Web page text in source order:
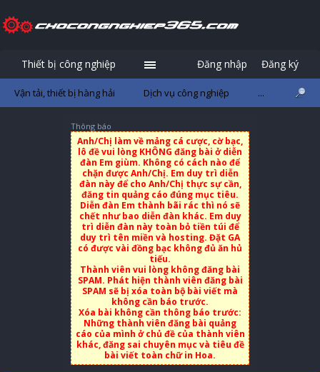
Thông báo
Anh/Chị làm về mảng cá cược, cờ bạc,
lô đề vui lòng KHÔNG đăng bài ở diễn
đàn Em giùm. Không có cách nào để
chặn được Anh/Chị. Em duy trì diễn
đàn này để cho Anh/Chị thực sự cần,
đăng tin quảng cáo đúng mục tiêu.
Diễn đàn Em thành bãi rác thì nó sẽ
chết như bao diễn đàn khác. Em duy
trì diễn đàn này toàn bỏ tiền túi để
duy trì tên miền và hosting. Đặt GA
có được vài đồng bạc không đủ ăn hủ
tiếu.
Thành viên vui lòng không đăng bài
SPAM. Phát hiện thành viên đăng bài
SPAM sẽ bị xóa toàn bộ bài viết mà
không cần báo trước.
Xóa bài không cần thông báo trước:
Những thành viên đăng bài quảng
cáo của mình ở chủ đề của thành viên
khác, đăng sai chuyên mục và tiêu đề
bài viết toàn chữ in Hoa.
Thiết bị công nghiệp
Vận tải, thiết bị hàng hải Dịch vụ công nghiệp ...
Đăng nhập Đăng ký